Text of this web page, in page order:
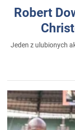
Robert
Jeden z ulubionych